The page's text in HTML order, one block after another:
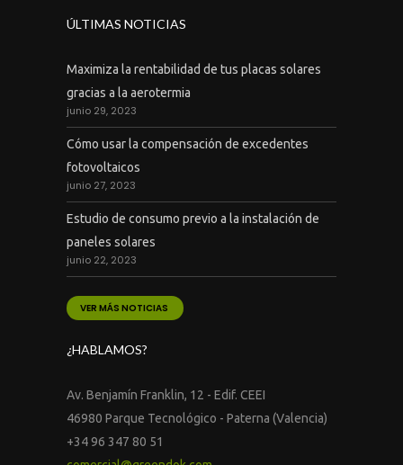
ÚLTIMAS NOTICIAS
Maximiza la rentabilidad de tus placas solares
gracias a la aerotermia
junio 29, 2023
Cómo usar la compensación de excedentes
fotovoltaicos
junio 27, 2023
Estudio de consumo previo a la instalación de
paneles solares
junio 22, 2023
VER MÁS NOTICIAS
¿HABLAMOS?
Av. Benjamín Franklin, 12 - Edif. CEEI
46980 Parque Tecnológico - Paterna (Valencia)
+34 96 347 80 51